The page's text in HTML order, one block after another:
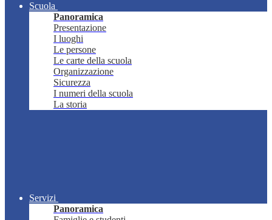
Scuola
Panoramica
Presentazione
I luoghi
Le persone
Le carte della scuola
Organizzazione
Sicurezza
I numeri della scuola
La storia
Servizi
Panoramica